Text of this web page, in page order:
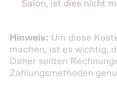
Salon, ist dies nicht
Hinweis: Um diese
machen, ist es wichtig,
Daher sollten
Zahlungsmethoden